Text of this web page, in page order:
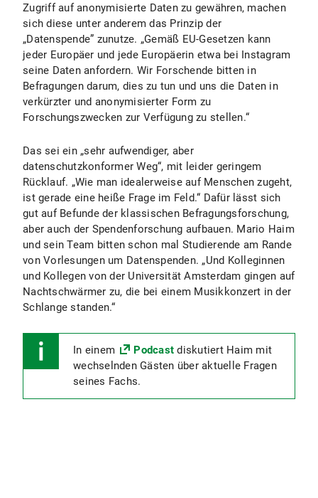
Zugriff auf anonymisierte Daten zu gewähren, machen
sich diese unter anderem das Prinzip der
„Datenspende” zunutze. „Gemäß EU-Gesetzen kann
jeder Europäer und jede Europäerin etwa bei Instagram
seine Daten anfordern. Wir Forschende bitten in
Befragungen darum, dies zu tun und uns die Daten in
verkürzter und anonymisierter Form zu
Forschungszwecken zur Verfügung zu stellen.“
Das sei ein „sehr aufwendiger, aber
datenschutzkonformer Weg“, mit leider geringem
Rücklauf. „Wie man idealerweise auf Menschen zugeht,
ist gerade eine heiße Frage im Feld.“ Dafür lässt sich
gut auf Befunde der klassischen Befragungsforschung,
aber auch der Spendenforschung aufbauen. Mario Haim
und sein Team bitten schon mal Studierende am Rande
von Vorlesungen um Datenspenden. „Und Kolleginnen
und Kollegen von der Universität Amsterdam gingen auf
Nachtschwärmer zu, die bei einem Musikkonzert in der
Schlange standen.“
In einem Podcastdiskutiert Haim mit
wechselnden Gästen über aktuelle Fragen
seines Fachs.